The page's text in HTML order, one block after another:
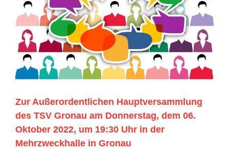
Zur Außerordentlichen Hauptversammlung
des TSV Gronau am Donnerstag, dem 06.
Oktober 2022, um 19:30 Uhr in der
Mehrzweckhalle in Gronau